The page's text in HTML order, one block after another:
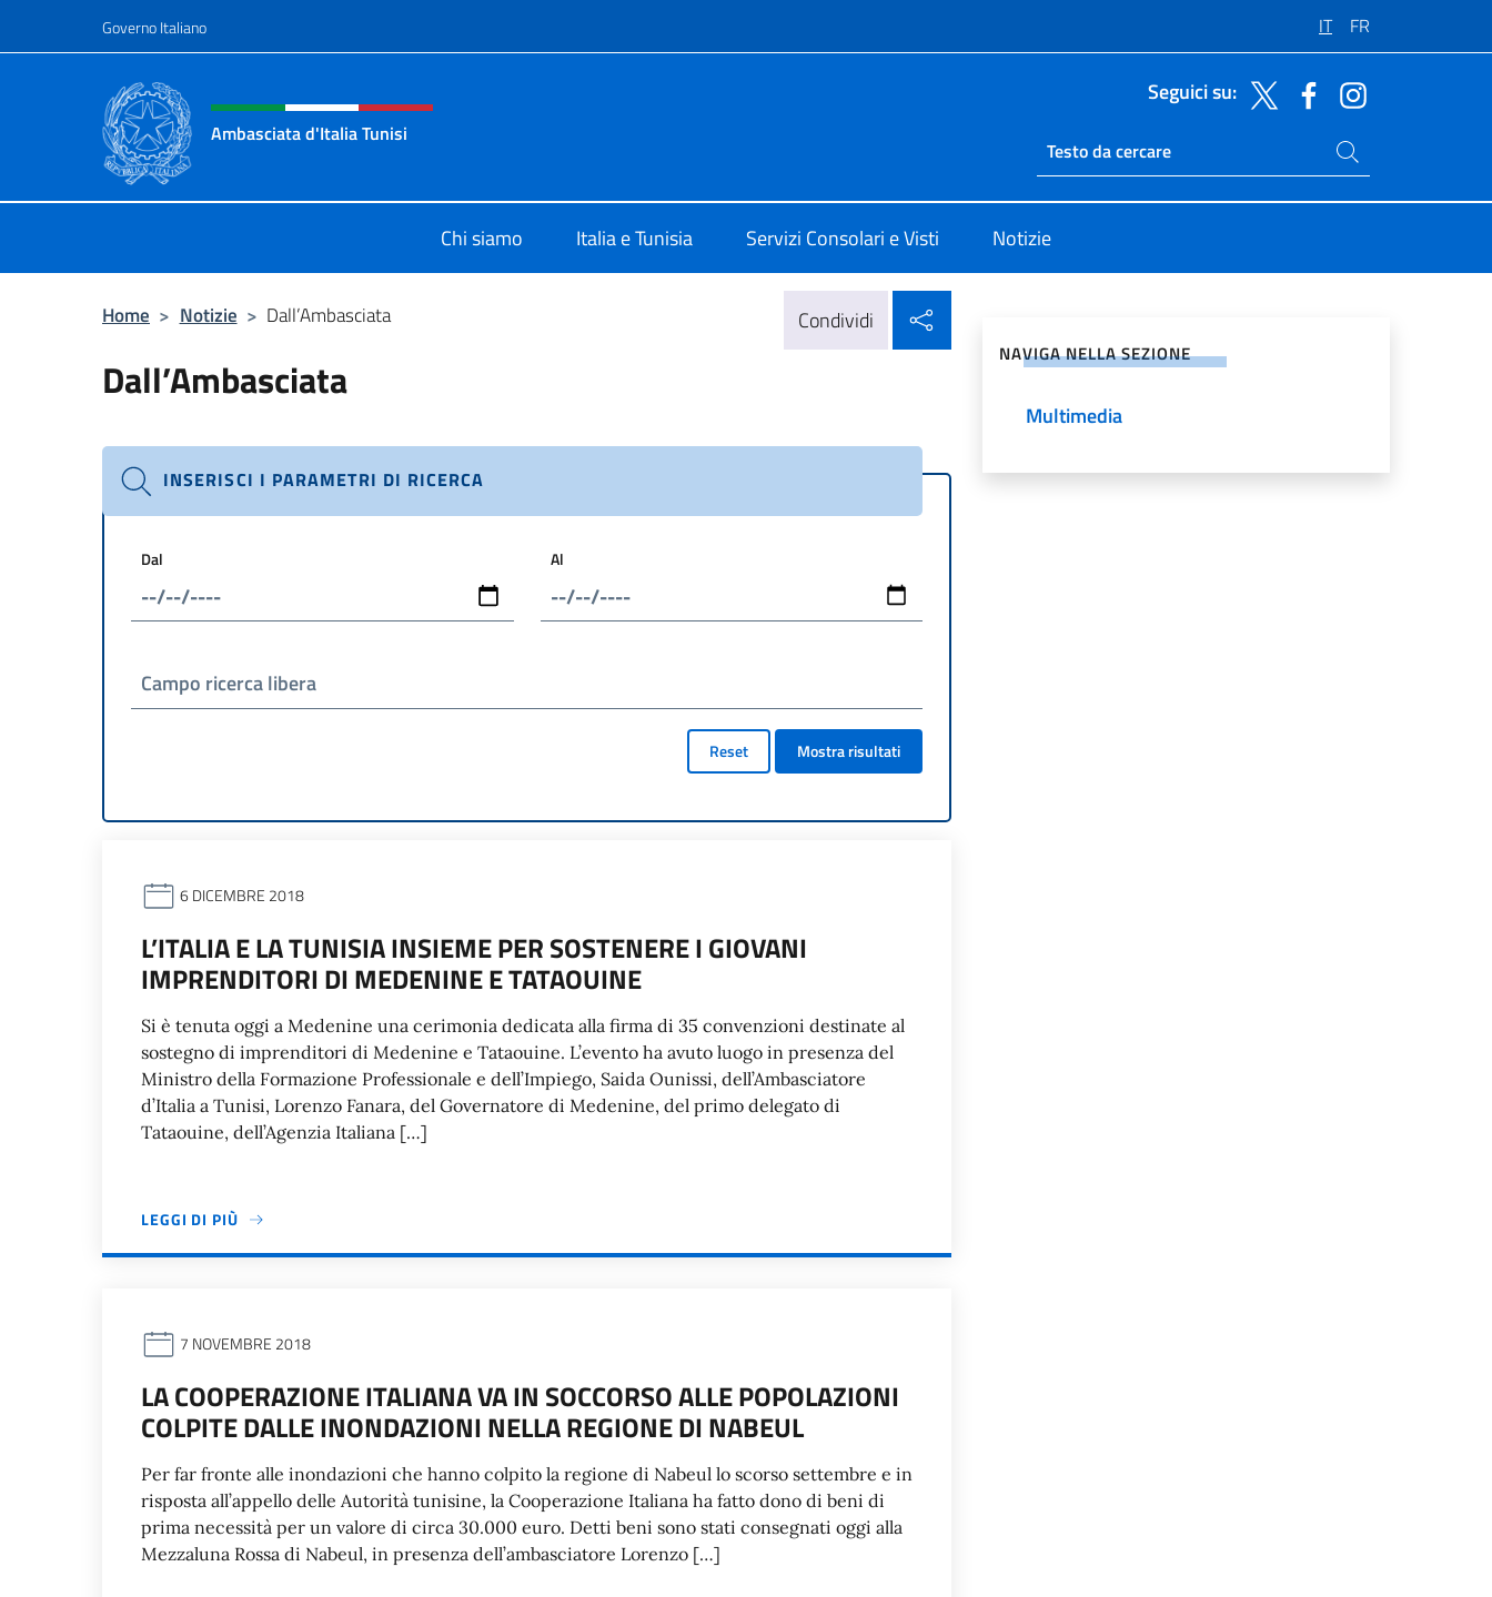
Governo Italiano IT FR
Intestazione sito, social e menù
Ambasciata d'Italia Tunisi
Seguici su:
Ricerca sito live
Cerca nel sito
Chi siamo Italia e Tunisia Servizi Consolari e Visti Notizie
Home > Notizie > Dall’Ambasciata Condividi
Dall’Ambasciata
INSERISCI I PARAMETRI DI RICERCA
Dal Al
Campo ricerca libera
Reset Mostra risultati
6 DICEMBRE 2018
L’ITALIA E LA TUNISIA INSIEME PER SOSTENERE I GIOVANI
IMPRENDITORI DI MEDENINE E TATAOUINE
Si è tenuta oggi a Medenine una cerimonia dedicata alla firma di 35 convenzioni destinate al
sostegno di imprenditori di Medenine e Tataouine. L’evento ha avuto luogo in presenza del
Ministro della Formazione Professionale e dell’Impiego, Saida Ounissi, dell’Ambasciatore
d’Italia a Tunisi, Lorenzo Fanara, del Governatore di Medenine, del primo delegato di
Tataouine, dell’Agenzia Italiana […]
LEGGI DI PIÙ
7 NOVEMBRE 2018
LA COOPERAZIONE ITALIANA VA IN SOCCORSO ALLE POPOLAZIONI
COLPITE DALLE INONDAZIONI NELLA REGIONE DI NABEUL
Per far fronte alle inondazioni che hanno colpito la regione di Nabeul lo scorso settembre e in
risposta all’appello delle Autorità tunisine, la Cooperazione Italiana ha fatto dono di beni di
prima necessità per un valore di circa 30.000 euro. Detti beni sono stati consegnati oggi alla
Mezzaluna Rossa di Nabeul, in presenza dell’ambasciatore Lorenzo […]
NAVIGA NELLA SEZIONE
Multimedia